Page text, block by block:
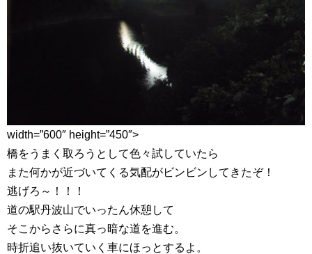
width=”600″ height=”450″>
橋をうまく取ろうとして色々試していたら
また何かが近づいてくる気配がビンビンしてきたぞ！
逃げろ～！！！
道の駅丹波山でいったん休憩して
そこからさらに真っ暗な道を進む。
時折追い抜いていく車にほっとするよ。